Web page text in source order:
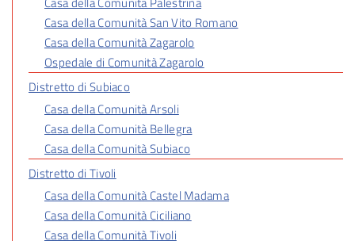
Casa della Comunità San Vito Romano
Casa della Comunità Zagarolo
Ospedale di Comunità Zagarolo
Distretto di Subiaco
Casa della Comunità Arsoli
Casa della Comunità Bellegra
Casa della Comunità Subiaco
Distretto di Tivoli
Casa della Comunità Castel Madama
Casa della Comunità Ciciliano
Casa della Comunità Tivoli